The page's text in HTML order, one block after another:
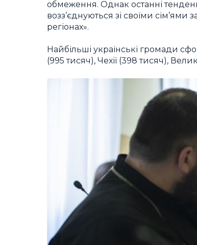
обмеження. Однак останні
возз’єднуються зі своїми сім’ями
регіонах».
Найбільші українські громади
(995 тисяч), Чехії (398 тисяч),